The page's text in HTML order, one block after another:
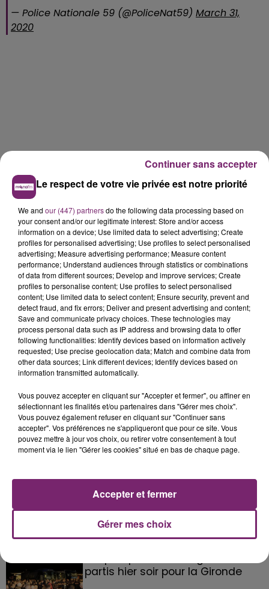
— Police Nationale 59 (@PoliceNat59) March 31,
2020
La Bulle - Guinguette éphémère
de Frelinghien !
éclipse solaire du 12 Août 2026
partis hier soir pour la Gironde
Le respect de votre vie privée est notre priorité
We and our (447) partnersdo the following data processing based on
your consent and/or our legitimate interest: Store and/or access
information on a device; Use limited data to select advertising; Create
profiles for personalised advertising; Use profiles to select personalised
advertising; Measure advertising performance; Measure content
performance; Understand audiences through statistics or combinations
of data from different sources; Develop and improve services; Create
profiles to personalise content; Use profiles to select personalised
content; Use limited data to select content; Ensure security, prevent and
detect fraud, and fix errors; Deliver and present advertising and content;
Save and communicate privacy choices. These technologies may
process personal data such as IP address and browsing data to offer
following functionalities: Identify devices based on information actively
requested; Use precise geolocation data; Match and combine data from
other data sources; Link different devices; Identify devices based on
information transmitted automatically.
Vous pouvez accepter en cliquant sur "Accepter et fermer", ou affiner en
sélectionnant les finalités et/ou partenaires dans "Gérer mes choix".
Vous pouvez également refuser en cliquant sur "Continuer sans
accepter". Vos préférences ne s'appliqueront que pour ce site. Vous
pouvez mettre à jour vos choix, ou retirer votre consentement à tout
moment via le lien "Gérer les cookies" situé en bas de chaque page.
Gérer mes choix
Accepter et fermer
Continuer sans accepter